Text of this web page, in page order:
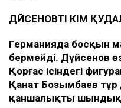
ДҮЙСЕНОВТІ КІМ
Германияда босқын
бермейді. Дүйсенов
Қорғас ісіндегі
Қанат Бозымбаев тұр
қаншалықты